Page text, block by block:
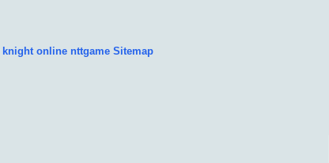
knight online nttgame Sitemap